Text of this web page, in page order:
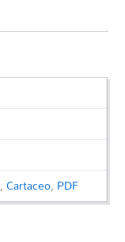
,Cartaceo, PDF